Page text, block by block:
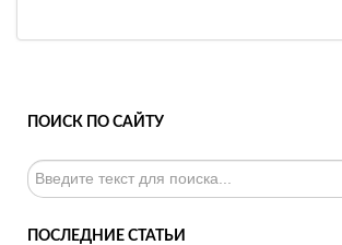
ПОИСК ПО САЙТУ
Искать...
ПОСЛЕДНИЕ СТАТЬИ